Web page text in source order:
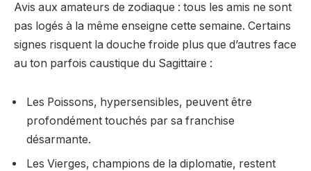
Avis aux amateurs de zodiaque : tous les amis ne sont
pas logés à la même enseigne cette semaine. Certains
signes risquent la douche froide plus que d’autres face
au ton parfois caustique du Sagittaire :
Les Poissons, hypersensibles, peuvent être
profondément touchés par sa franchise
désarmante.
Les Vierges, champions de la diplomatie, restent